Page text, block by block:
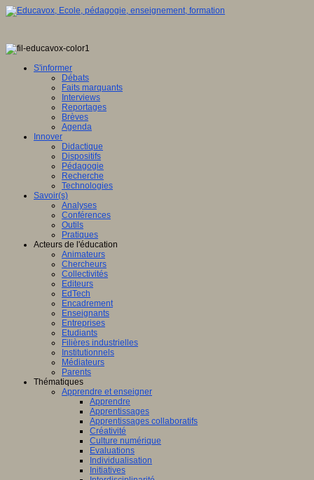
S'informer
Débats
Faits marquants
Interviews
Reportages
Brèves
Agenda
Innover
Didactique
Dispositifs
Pédagogie
Recherche
Technologies
Savoir(s)
Analyses
Conférences
Outils
Pratiques
Acteurs de l'éducation
Animateurs
Chercheurs
Collectivités
Editeurs
EdTech
Encadrement
Enseignants
Entreprises
Etudiants
Filières industrielles
Institutionnels
Médiateurs
Parents
Thématiques
Apprendre et enseigner
Apprendre
Apprentissages
Apprentissages collaboratifs
Créativité
Culture numérique
Evaluations
Individualisation
Initiatives